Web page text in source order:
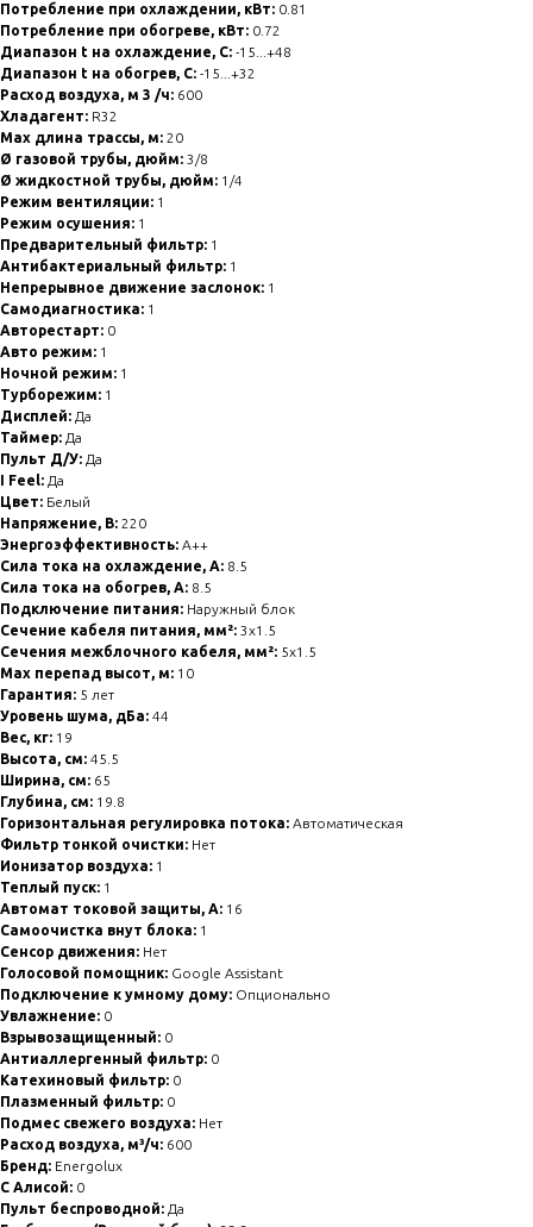
Потребление при охлаждении, кВт: 0.81
Потребление при обогреве, кВт: 0.72
Диапазон t на охлаждение, С: -15...+48
Диапазон t на обогрев, С: -15...+32
Расход воздуха, м 3 /ч: 600
Хладагент: R32
Max длина трассы, м: 20
Ø газовой трубы, дюйм: 3/8
Ø жидкостной трубы, дюйм: 1/4
Режим вентиляции: 1
Режим осушения: 1
Предварительный фильтр: 1
Антибактериальный фильтр: 1
Непрерывное движение заслонок: 1
Самодиагностика: 1
Авторестарт: 0
Авто режим: 1
Ночной режим: 1
Турборежим: 1
Дисплей: Да
Таймер: Да
Пульт Д/У: Да
I Feel: Да
Цвет: Белый
Напряжение, В: 220
Энергоэффективность: A++
Сила тока на охлаждение, А: 8.5
Сила тока на обогрев, А: 8.5
Подключение питания: Наружный блок
Сечение кабеля питания, мм²: 3x1.5
Сечения межблочного кабеля, мм²: 5x1.5
Max перепад высот, м: 10
Гарантия: 5 лет
Уровень шума, дБа: 44
Вес, кг: 19
Высота, см: 45.5
Ширина, см: 65
Глубина, см: 19.8
Горизонтальная регулировка потока: Автоматическая
Фильтр тонкой очистки: Нет
Ионизатор воздуха: 1
Теплый пуск: 1
Автомат токовой защиты, А: 16
Самоочистка внут блока: 1
Сенсор движения: Нет
Голосовой помощник: Google Assistant
Подключение к умному дому: Опционально
Увлажнение: 0
Взрывозащищенный: 0
Антиаллергенный фильтр: 0
Катехиновый фильтр: 0
Плазменный фильтр: 0
Подмес свежего воздуха: Нет
Расход воздуха, м³/ч: 600
Бренд: Energolux
С Алисой: 0
Пульт беспроводной: Да